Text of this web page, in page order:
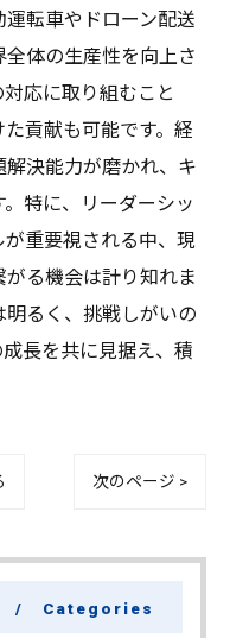
転車やドローン配送
体の生産性を向上さ
応に取り組むこと
貢献も可能です。経
決能力が磨かれ、キ
特に、リーダーシッ
重要視される中、現
る機会は計り知れま
るく、挑戦しがいの
長を共に見据え、積
次のページ >
Categories